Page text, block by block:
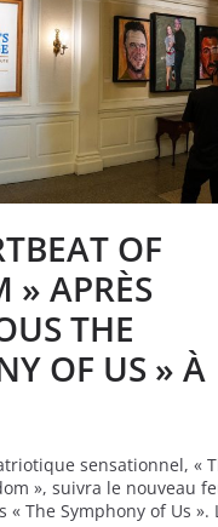
OF
» APRÈS
THE
OF US » À
sensationnel, «
», suivra le nouveau
« The Symphony of Us ».